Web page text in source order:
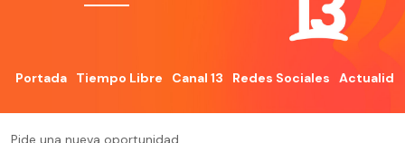
Portada Tiempo Libre Canal 13 Redes Sociales
Pide una nueva oportunidad